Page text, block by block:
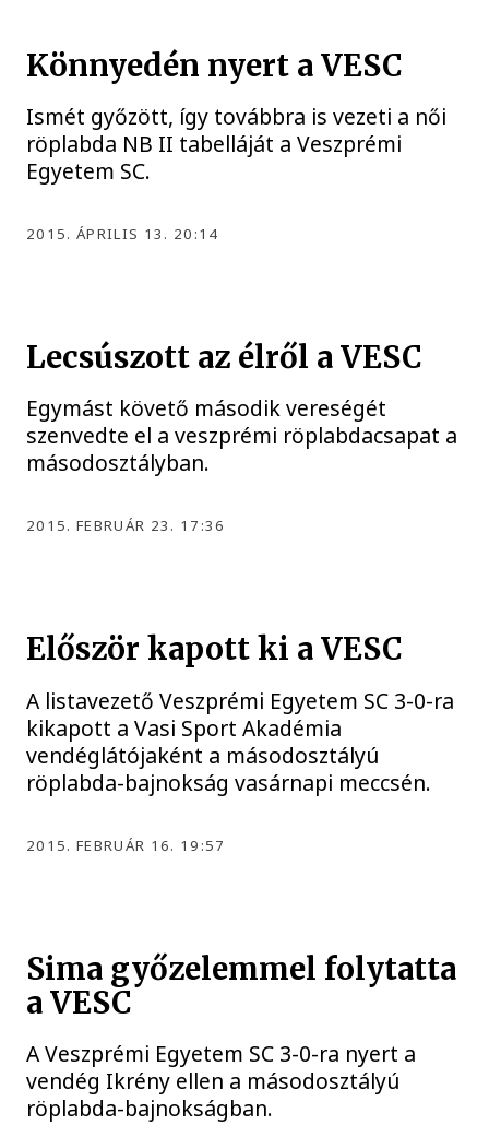
Könnyedén nyert a VESC
Ismét győzött, így továbbra is vezeti a női
röplabda NB II tabelláját a Veszprémi
Egyetem SC.
2015. ÁPRILIS 13. 20:14
Lecsúszott az élről a VESC
Egymást követő második vereségét
szenvedte el a veszprémi röplabdacsapat a
másodosztályban.
2015. FEBRUÁR 23. 17:36
Először kapott ki a VESC
A listavezető Veszprémi Egyetem SC 3-0-ra
kikapott a Vasi Sport Akadémia
vendéglátójaként a másodosztályú
röplabda-bajnokság vasárnapi meccsén.
2015. FEBRUÁR 16. 19:57
Sima győzelemmel folytatta
a VESC
A Veszprémi Egyetem SC 3-0-ra nyert a
vendég Ikrény ellen a másodosztályú
röplabda-bajnokságban.